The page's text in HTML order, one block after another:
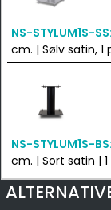
NS-STYLUM1S-SS:
cm. | Sølv satin, 1
NS-STYLUM1S-BS:
cm. | Sort satin |